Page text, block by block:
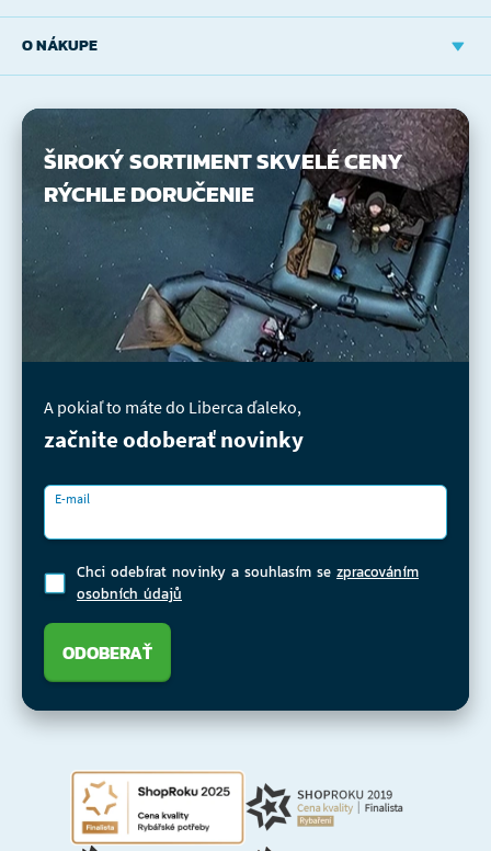
O NÁKUPE
ŠIROKÝ SORTIMENTSKVELÉ CENY
RÝCHLE DORUČENIE
A pokiaľ to máte do Liberca ďaleko,
začnite odoberať novinky
E-mail
Chci odebírat novinky a souhlasím se zpracováním
osobních údajů
ODOBERAŤ